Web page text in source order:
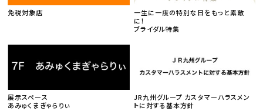
免税対象店
一生に一度の特別な日をもっと素敵
に！
ブライダル特集
展示スペース
あみゅくまぎゃらりぃ
JR九州グループ カスタマーハラスメン
トに対する基本方針